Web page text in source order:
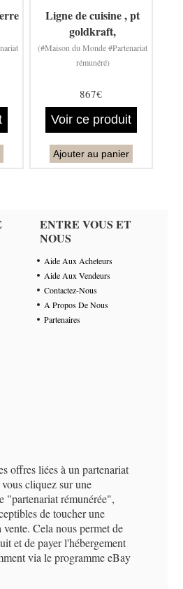
Ligne de cuisine , pt
goldkraft,
(#Maison du Monde #Partenariat
rémunéré)
867€
Voir ce produit
Ajouter au panier
ENTRE VOUS ET
NOUS
Aide Aux Acheteurs
Aide Aux Vendeurs
Contactez-Nous
A Propos De Nous
Partenaires
offres liées à un partenariat
cliquez sur une
"partenariat rémunérée",
de toucher une
Cela nous permet de
et de payer l'hébergement
via le programme eBay